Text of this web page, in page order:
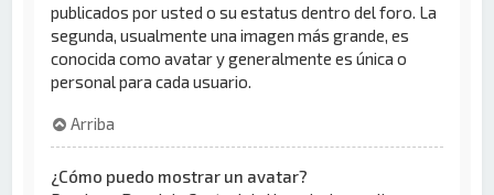
publicados por usted o su estatus dentro del foro. La
segunda, usualmente una imagen más grande, es
conocida como avatar y generalmente es única o
personal para cada usuario.
Arriba
¿Cómo puedo mostrar un avatar?